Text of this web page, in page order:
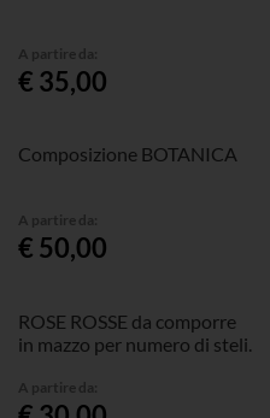
A partire da:
€ 35,00
Composizione BOTANICA
A partire da:
€ 50,00
ROSE ROSSE da comporre
in mazzo per numero di steli.
A partire da: